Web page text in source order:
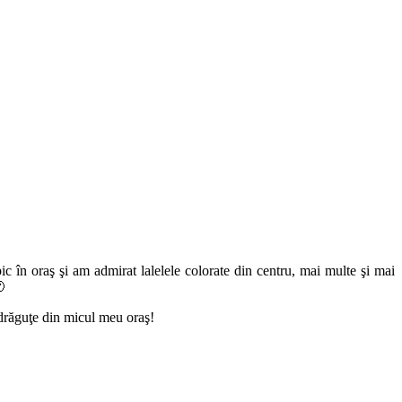
în oraş şi am admirat lalelele colorate din centru, mai multe şi mai
din micul meu oraş!